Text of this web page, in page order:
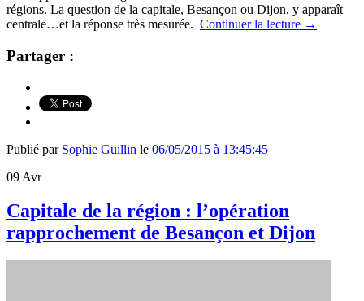
régions. La question de la capitale, Besançon ou Dijon, y apparaît
centrale…et la réponse très mesurée. Continuer la lecture →
Partager :
Publié par Sophie Guillin le 06/05/2015 à 13:45:45
09 Avr
Capitale de la région : l’opération
rapprochement de Besançon et Dijon